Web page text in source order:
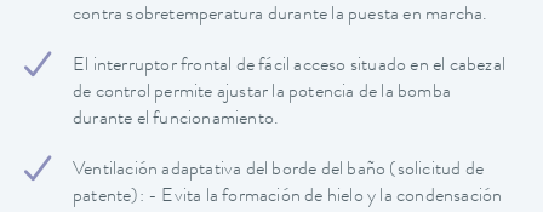
contra sobretemperatura durante la puesta en marcha.
El interruptor frontal de fácil acceso situado en el cabezal
de control permite ajustar la potencia de la bomba
durante el funcionamiento.
Ventilación adaptativa del borde del baño (solicitud de
patente): - Evita la formación de hielo y la condensación